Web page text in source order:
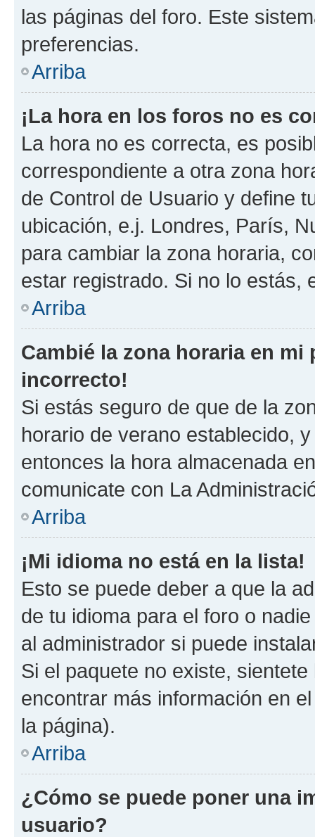
las páginas del foro. Este
preferencias.
Arriba
¡La hora en los foros no es
La hora no es correcta, es
correspondiente a otra zona
de Control de Usuario y define
ubicación, e.j. Londres, París,
para cambiar la zona horaria,
estar registrado. Si no lo estás,
Arriba
Cambié la zona horaria en
incorrecto!
Si estás seguro de que de la
horario de verano establecido,
entonces la hora almacenada
comunicate con La
Arriba
¡Mi idioma no está en la lista!
Esto se puede deber a que la
de tu idioma para el foro o
al administrador si puede
Si el paquete no existe,
encontrar más información en
la página).
Arriba
¿Cómo se puede poner una
usuario?